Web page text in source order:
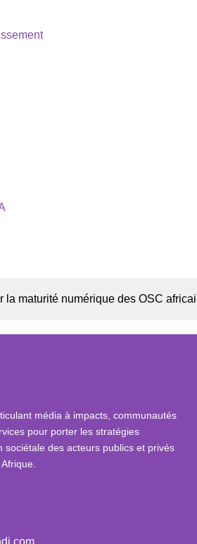
numérique des OSC africaines
média à impacts, communautés
pour porter les stratégies
sociétale des acteurs publics et privés